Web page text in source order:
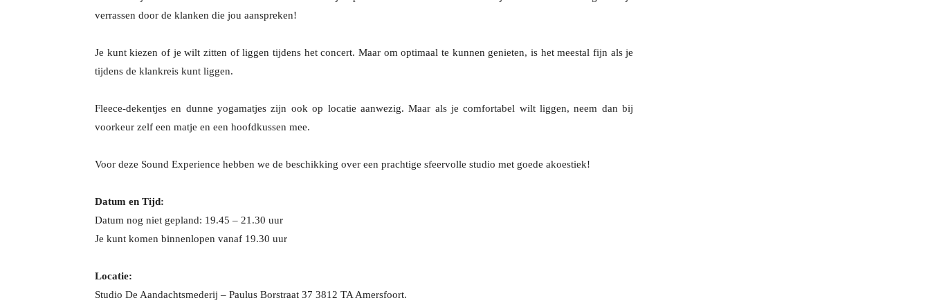
verrassen door de klanken die jou aanspreken!
Je kunt kiezen of je wilt zitten of liggen tijdens het concert. Maar om optimaal te kunnen genieten, is het meestal fijn als je
tijdens de klankreis kunt liggen.
Fleece-dekentjes en dunne yogamatjes zijn ook op locatie aanwezig. Maar als je comfortabel wilt liggen, neem dan bij
voorkeur zelf een matje en een hoofdkussen mee.
Voor deze Sound Experience hebben we de beschikking over een prachtige sfeervolle studio met goede akoestiek!
Datum en Tijd:
Datum nog niet gepland: 19.45 – 21.30 uur
Je kunt komen binnenlopen vanaf 19.30 uur
Locatie:
Studio De Aandachtsmederij – Paulus Borstraat 37 3812 TA Amersfoort.